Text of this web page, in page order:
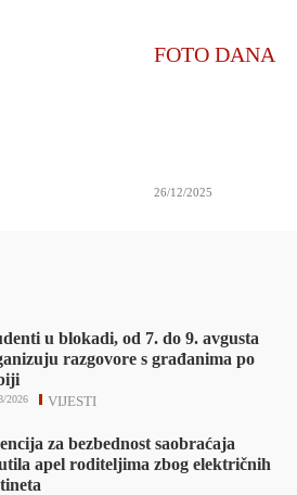
FOTO DANA
26/12/2025
u blokadi, od 7. do 9. avgusta
razgovore s građanima po
VIJESTI
2026
za bezbednost saobraćaja
apel roditeljima zbog električnih